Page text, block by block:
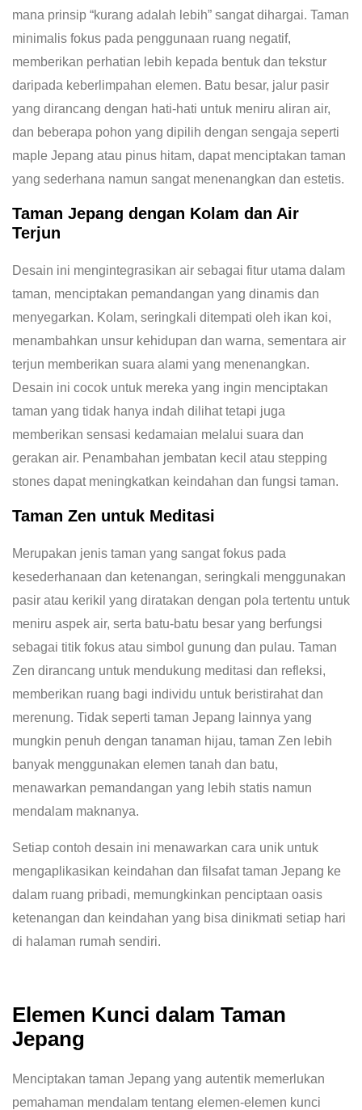
mana prinsip “kurang adalah lebih” sangat dihargai. Taman
minimalis fokus pada penggunaan ruang negatif,
memberikan perhatian lebih kepada bentuk dan tekstur
daripada keberlimpahan elemen. Batu besar, jalur pasir
yang dirancang dengan hati-hati untuk meniru aliran air,
dan beberapa pohon yang dipilih dengan sengaja seperti
maple Jepang atau pinus hitam, dapat menciptakan taman
yang sederhana namun sangat menenangkan dan estetis.
Taman Jepang dengan Kolam dan Air
Terjun
Desain ini mengintegrasikan air sebagai fitur utama dalam
taman, menciptakan pemandangan yang dinamis dan
menyegarkan. Kolam, seringkali ditempati oleh ikan koi,
menambahkan unsur kehidupan dan warna, sementara air
terjun memberikan suara alami yang menenangkan.
Desain ini cocok untuk mereka yang ingin menciptakan
taman yang tidak hanya indah dilihat tetapi juga
memberikan sensasi kedamaian melalui suara dan
gerakan air. Penambahan jembatan kecil atau stepping
stones dapat meningkatkan keindahan dan fungsi taman.
Taman Zen untuk Meditasi
Merupakan jenis taman yang sangat fokus pada
kesederhanaan dan ketenangan, seringkali menggunakan
pasir atau kerikil yang diratakan dengan pola tertentu untuk
meniru aspek air, serta batu-batu besar yang berfungsi
sebagai titik fokus atau simbol gunung dan pulau. Taman
Zen dirancang untuk mendukung meditasi dan refleksi,
memberikan ruang bagi individu untuk beristirahat dan
merenung. Tidak seperti taman Jepang lainnya yang
mungkin penuh dengan tanaman hijau, taman Zen lebih
banyak menggunakan elemen tanah dan batu,
menawarkan pemandangan yang lebih statis namun
mendalam maknanya.
Setiap contoh desain ini menawarkan cara unik untuk
mengaplikasikan keindahan dan filsafat taman Jepang ke
dalam ruang pribadi, memungkinkan penciptaan oasis
ketenangan dan keindahan yang bisa dinikmati setiap hari
di halaman rumah sendiri.
Elemen Kunci dalam Taman
Jepang
Menciptakan taman Jepang yang autentik memerlukan
pemahaman mendalam tentang elemen-elemen kunci